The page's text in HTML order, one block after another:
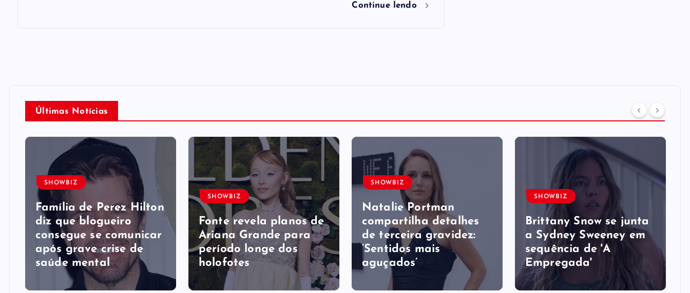
Continue lendo
Últimas Notícias
SHOWBIZ
Família de Perez Hilton
diz que blogueiro
consegue se comunicar
após grave crise de
saúde mental
SHOWBIZ
Fonte revela planos de
Ariana Grande para
período longe dos
holofotes
SHOWBIZ
Natalie Portman
compartilha detalhes
de terceira gravidez:
‘Sentidos mais
aguçados’
SHOWBIZ
Brittany Snow se junta
a Sydney Sweeney em
sequência de ​'A
Empregada​'